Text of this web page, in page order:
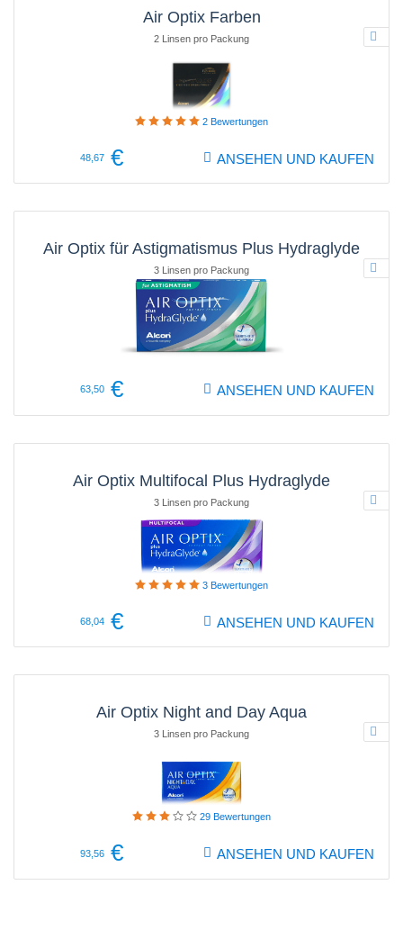
Air Optix Farben
2 Linsen pro Packung
2 Bewertungen
48,67 € ANSEHEN UND KAUFEN
Air Optix für Astigmatismus Plus Hydraglyde
3 Linsen pro Packung
63,50 € ANSEHEN UND KAUFEN
Air Optix Multifocal Plus Hydraglyde
3 Linsen pro Packung
3 Bewertungen
68,04 € ANSEHEN UND KAUFEN
Air Optix Night and Day Aqua
3 Linsen pro Packung
29 Bewertungen
93,56 € ANSEHEN UND KAUFEN